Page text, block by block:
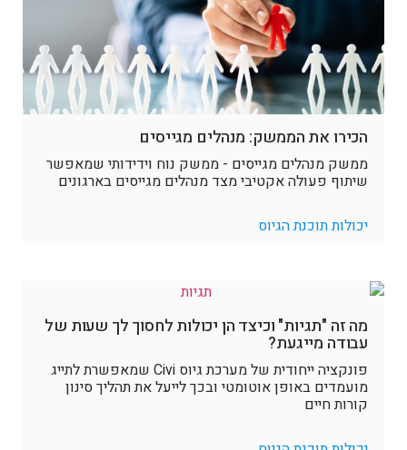
הכירו את הממשק: מנהלים מגייסים
ממשק מנהלים מגייסים - ממשק נוח וידידותי שמאפשר
שיתוף פעולה אקטיבי מצד מנהלים מגייסים בארגונים
יכולות תוכנת הגיוס
מה זה "תגיות" וכיצד הן יכולות לחסוך לך שעות של
עבודה מייגעת?
פונקציה ייחודית של מערכת גיוס Civi שמאפשרת לתייג
מועמדים באופן אוטומטי ובכך לייעל את תהליך סינון
קורות חיים